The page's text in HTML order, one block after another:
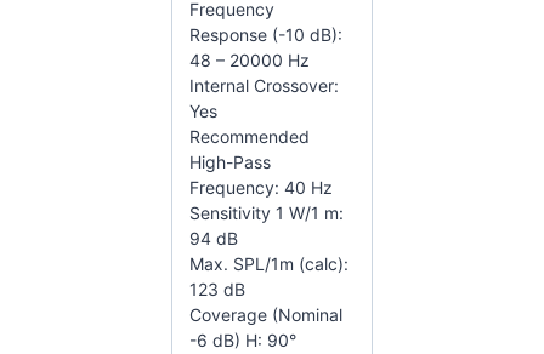
Frequency
Response (-10 dB):
48 – 20000 Hz
Internal Crossover:
Yes
Recommended
High-Pass
Frequency: 40 Hz
Sensitivity 1 W/1 m:
94 dB
Max. SPL/1m (calc):
123 dB
Coverage (Nominal
-6 dB) H: 90°